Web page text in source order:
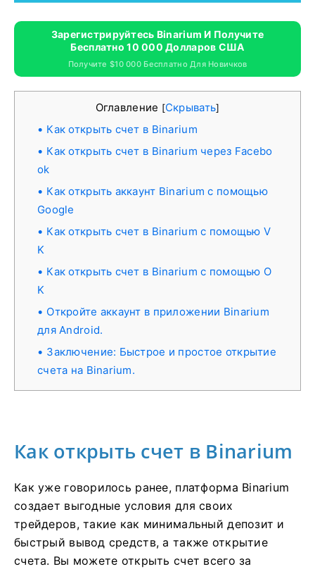
Зарегистрируйтесь Binarium И Получите
Бесплатно 10 000 Долларов США
Получите $10 000 Бесплатно Для Новичков
Оглавление [Скрывать]
Как открыть счет в Binarium
Как открыть счет в Binarium через Facebo
ok
Как открыть аккаунт Binarium с помощью
Google
Как открыть счет в Binarium с помощью V
K
Как открыть счет в Binarium с помощью O
K
Откройте аккаунт в приложении Binarium
для Android.
Заключение: Быстрое и простое открытие
счета на Binarium.
Как открыть счет в Binarium
Как уже говорилось ранее, платформа Binarium
создает выгодные условия для своих
трейдеров, такие как минимальный депозит и
быстрый вывод средств, а также открытие
счета. Вы можете открыть счет всего за